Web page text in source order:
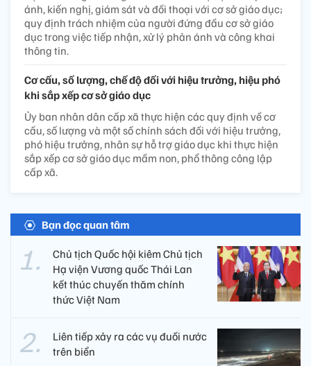
ánh, kiến nghị, giám sát và đối thoại với cơ sở giáo dục;
quy định trách nhiệm của người đứng đầu cơ sở giáo
dục trong việc tiếp nhận, xử lý phản ánh và công khai
thông tin.
Cơ cấu, số lượng, chế độ đối với hiệu trưởng, hiệu phó
khi sắp xếp cơ sở giáo dục
Ủy ban nhân dân cấp xã thực hiện các quy định về cơ
cấu, số lượng và một số chính sách đối với hiệu trưởng,
phó hiệu trưởng, nhân sự hỗ trợ giáo dục khi thực hiện
sắp xếp cơ sở giáo dục mầm non, phổ thông công lập
cấp xã.
Bạn đọc quan tâm
Chủ tịch Quốc hội kiêm Chủ tịch
Hạ viện Vương quốc Thái Lan
kết thúc chuyến thăm chính
thức Việt Nam
Liên tiếp xảy ra các vụ đuối nước
trên biển